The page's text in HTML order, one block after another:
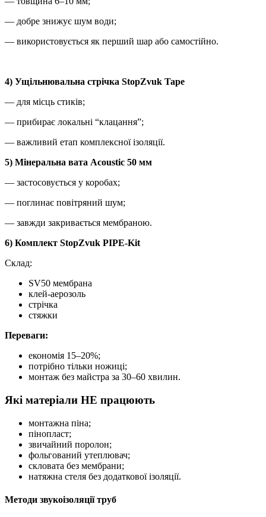
— добре знижує шум води;
— використовується як перший шар або самостійно.
4) Ущільнювальна стрічка StopZvuk Tape
— для місць стиків;
— прибирає локальні “клацання”;
— важливий етап комплексної ізоляції.
5) Мінеральна вата Acoustic 50 мм
— застосовується у коробах;
— поглинає повітряний шум;
— завжди закривається мембраною.
6) Комплект StopZvuk PIPE-Kit
Склад:
SV50 мембрана
клей-аерозоль
стрічка
стяжки
Переваги:
економія 15–20%;
потрібно тільки ножиці;
монтаж без майстра за 30–60 хвилин.
Які матеріали НЕ працюють
монтажна піна;
пінопласт;
звичайний поролон;
фольгований утеплювач;
скловата без мембрани;
натяжна стеля без додаткової ізоляції.
Методи звукоізоляції труб